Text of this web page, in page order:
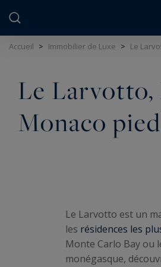
Accueil > Immobilier de Luxe > Le
Le
Monaco
Le Larvotto est un
les résidences les
Monte Carlo Bay ou
monégasque,